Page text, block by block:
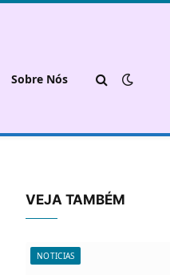
Sobre Nós
VEJA TAMBÉM
NOTICIAS